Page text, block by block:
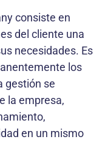
consiste en
del cliente una
necesidades. Es
los
gestión se
la empresa,
en un mismo